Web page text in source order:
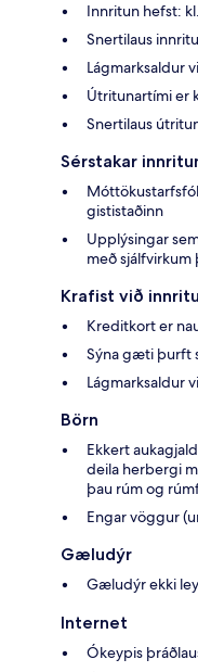
Innritun hefst:
Snertilaus
Lágmarksaldur
Útritunartími er
Snertilaus
Sérstakar
gististaðinn
Upplýsingar
með
Krafist við
Kreditkort er
Sýna gæti þurft
Lágmarksaldur
Börn
Ekkert
deila herbergi
þau rúm og
Engar vöggur
Gæludýr
Gæludýr ekki
Internet
Ókeypis